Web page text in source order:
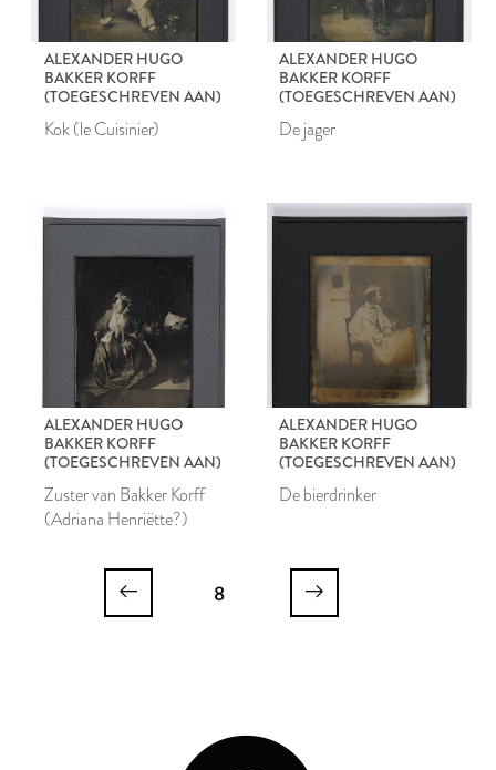
ALEXANDER HUGO
BAKKER KORFF
(TOEGESCHREVEN AAN)
Kok (le Cuisinier)
ALEXANDER HUGO
BAKKER KORFF
(TOEGESCHREVEN AAN)
De jager
ALEXANDER HUGO
BAKKER KORFF
(TOEGESCHREVEN AAN)
Zuster van Bakker Korff
(Adriana Henriëtte?)
ALEXANDER HUGO
BAKKER KORFF
(TOEGESCHREVEN AAN)
De bierdrinker
8